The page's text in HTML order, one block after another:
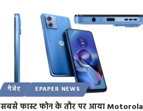
गैजेट EPAPER NEWS
सबसे फास्ट फोन के तौर पर आया Motorola